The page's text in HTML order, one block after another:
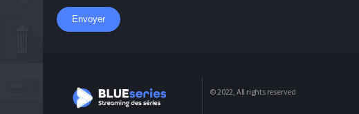
Envoyer
© 2022, All rights reserved